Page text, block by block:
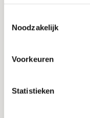
Noodzakelijk
Voorkeuren
Statistieken